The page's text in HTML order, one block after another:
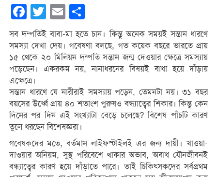
Facebook
Twitter Email
সব দম্পতিই বাবা-মা হতে চান। কিন্তু অনেক সময়ই সন্তান ধারণে
সমস্যা দেখা দেয়। গবেষণা বলছে, গত কয়েক বছরে ভারতে প্রায়
১৫ থেকে ২০ মিলিয়ন দম্পতি সন্তান জন্ম দেওয়ার ক্ষেত্রে সমস্যায়
পড়েছেন। একরকম নয়, নানাধরনের বিষয়ই বাধা হয়ে দাঁড়ায়
এক্ষেত্রে।
সন্তান ধারণে যে নারীরাই সমস্যায় পড়েন, তেমনটা নয়। ৩১ বছর
বয়সের উর্ধ্বে প্রায় ৪০ শতাংশ পুরুষও বন্ধ্যাত্বের শিকার। কিন্তু কেন
দিনের পর দিন এই সংখ্যাটা বেড়ে চলেছে? বিশেষ পাঁচটি কারণ
তুলে ধরছেন বিশেষজ্ঞরা।
গবেষকদের মতে, বর্তমান লাইফস্টাইলই এর জন্য দায়ী। খাওয়া-
দাওয়ার অনিয়ম, সুস্থ পরিবেশে থাকার অভাব, অবাধ যৌনজীবনই
বন্ধ্যাত্বের কারণ হয়ে দাঁড়াতে পারে। তাই চিকিৎসকদের সর্বপ্রথম